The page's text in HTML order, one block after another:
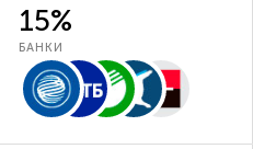
15%
БАНКИ